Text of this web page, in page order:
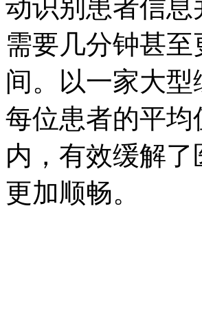
动识别患者信
需要几分钟甚
间。以一家大
每位患者的平均
内，有效缓解
更加顺畅。